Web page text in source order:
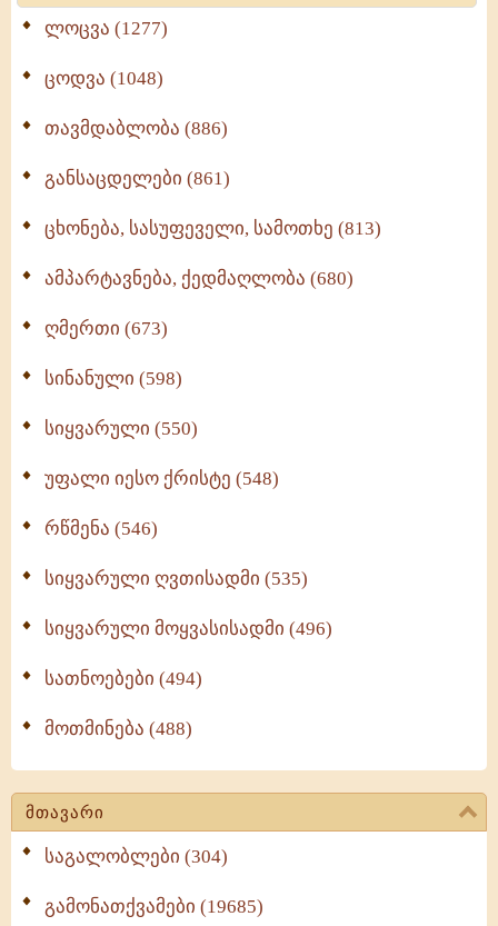
ლოცვა (1277)
ცოდვა (1048)
თავმდაბლობა (886)
განსაცდელები (861)
ცხონება, სასუფეველი, სამოთხე (813)
ამპარტავნება, ქედმაღლობა (680)
ღმერთი (673)
სინანული (598)
სიყვარული (550)
უფალი იესო ქრისტე (548)
რწმენა (546)
სიყვარული ღვთისადმი (535)
სიყვარული მოყვასისადმი (496)
სათნოებები (494)
მოთმინება (488)
მთავარი
საგალობლები (304)
გამონათქვამები (19685)